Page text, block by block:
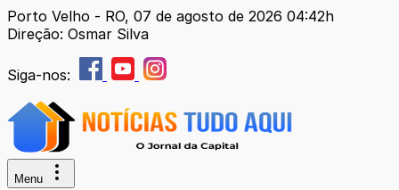
Porto Velho - RO, 07 de agosto de 2026 04:42h
Direção: Osmar Silva
Siga-nos:
Menu